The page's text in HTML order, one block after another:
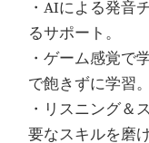
・AIによる発音
るサポート。
・ゲーム感覚で
で飽きずに学習。
・リスニング＆
要なスキルを磨け